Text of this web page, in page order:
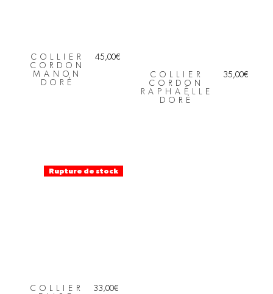
COLLIER
CORDON
MANON
DORÉ
45,00€
COLLIER
CORDON
RAPHAËLLE
DORÉ
35,00€
Rupture de stock
COLLIER
33,00€